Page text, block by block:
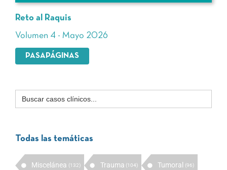
Reto al Raquis
Volumen 4 - Mayo 2026
PASAPÁGINAS
Buscar:
Todas las temáticas
Miscelánea (132) Trauma (104) Tumoral (96)